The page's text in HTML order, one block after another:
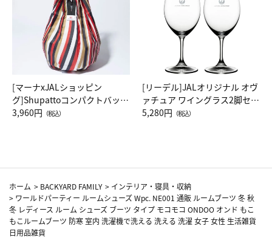
[マーナxJALショッピン
グ]Shupattoコンパクトバッグ
Drop JAL客室乗務員（LC）ス
3,960円 （税込）
[リーデル]JALオリジナル オヴ
ァチュア ワイングラス2脚セッ
ト（レッドワイン）
5,280円 （税込）
ホーム > BACKYARD FAMILY > インテリア・寝具・収納
> ワールドパーティー ルームシューズ Wpc. NE001 通販 ルームブーツ 冬 秋
冬 レディース ルーム シューズ ブーツ タイプ モコモコ ONDOO オンド もこ
もこルームブーツ 防寒 室内 洗濯機で洗える 洗える 洗濯 女子 女性 生活雑貨
日用品雑貨